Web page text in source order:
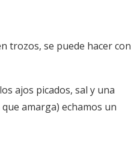
trozos, se puede hacer con
ajos picados, sal y una
amarga) echamos un